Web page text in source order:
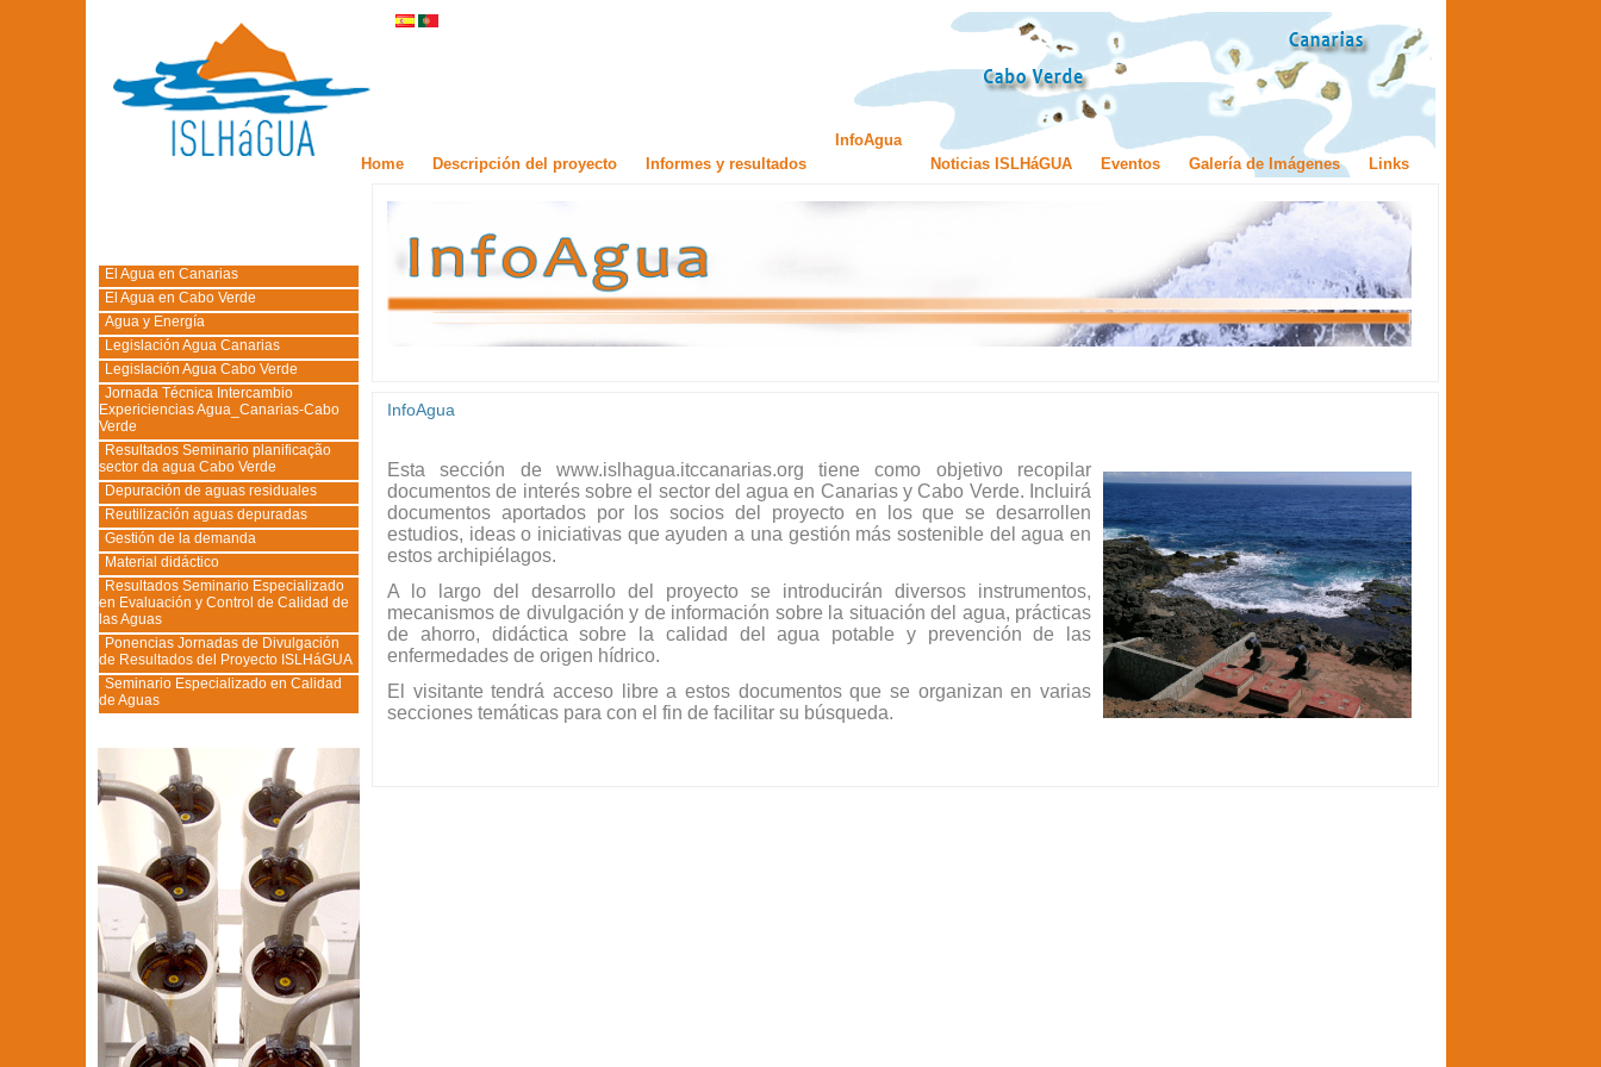
Home Descripción del proyecto Informes y resultados
InfoAgua
Noticias ISLHáGUA
Eventos Galería de Imágenes Links
El Agua en Canarias
El Agua en Cabo Verde
Agua y Energía
Legislación Agua Canarias
Legislación Agua Cabo Verde
Jornada Técnica Intercambio
Expericiencias Agua_Canarias-Cabo
Verde
Resultados Seminario planificação
sector da agua Cabo Verde
Depuración de aguas residuales
Reutilización aguas depuradas
Gestión de la demanda
Material didáctico
Resultados Seminario Especializado
en Evaluación y Control de Calidad de
las Aguas
Ponencias Jornadas de Divulgación
de Resultados del Proyecto ISLHáGUA
Seminario Especializado en Calidad
de Aguas
InfoAgua
Esta sección de www.islhagua.itccanarias.org tiene como objetivo recopilar
documentos de interés sobre el sector del agua en Canarias y Cabo Verde. Incluirá
documentos aportados por los socios del proyecto en los que se desarrollen
estudios, ideas o iniciativas que ayuden a una gestión más sostenible del agua en
estos archipiélagos.
A lo largo del desarrollo del proyecto se introducirán diversos instrumentos,
mecanismos de divulgación y de información sobre la situación del agua, prácticas
de ahorro, didáctica sobre la calidad del agua potable y prevención de las
enfermedades de origen hídrico.
El visitante tendrá acceso libre a estos documentos que se organizan en varias
secciones temáticas para con el fin de facilitar su búsqueda.